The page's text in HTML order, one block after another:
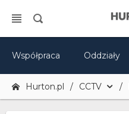
Współpraca Oddziały
Hurton.pl CCTV